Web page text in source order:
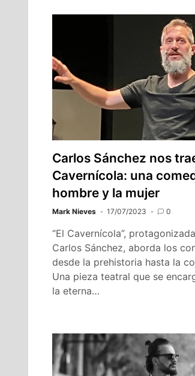
Carlos Sánchez nos
Cavernícola: una
hombre y la mujer
Mark Nieves 17/07/2023 0
“El Cavernícola”,
Carlos Sánchez, aborda los
desde la prehistoria hasta la
Una pieza teatral que se
la eterna…